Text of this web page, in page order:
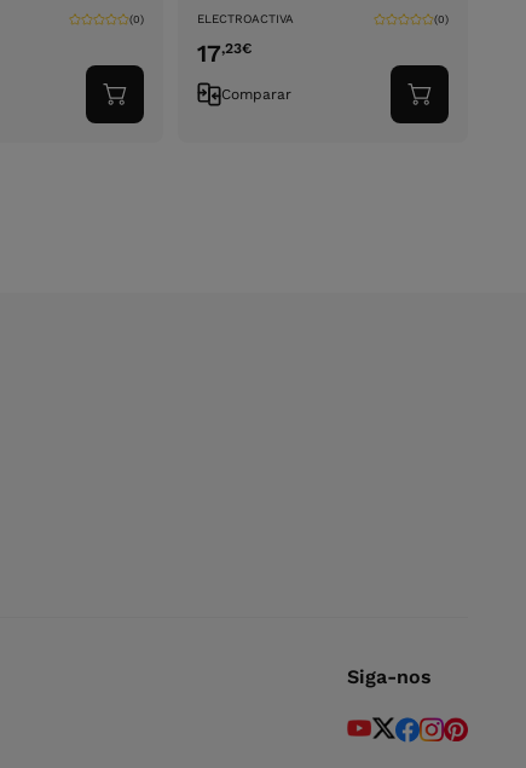
(0)
Adicionar
ao
ELECTROACTIVA (0)
17,23€
Comparar
Adicionar
ao
Siga-nos